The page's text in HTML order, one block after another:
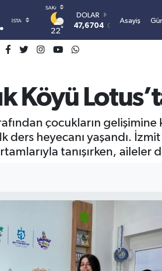
22°
DOLAR
47,6704 0
55,0406
6510.40
0.45
BİST100
BITCOIN
3.061.660,64
-0.63
Asayiş
Köyü
çocukların
ders heyecanı yaşandı.
tanışırken, aileler